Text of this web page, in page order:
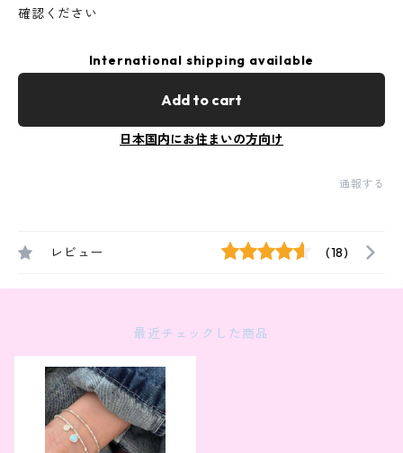
確認ください
International shipping available
Add to cart
日本国内にお住まいの方向け
通報する
レビュー (18)
最近チェックした商品